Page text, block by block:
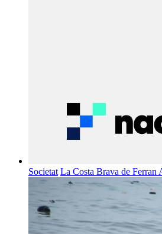
Societat La Costa Brava de Ferran